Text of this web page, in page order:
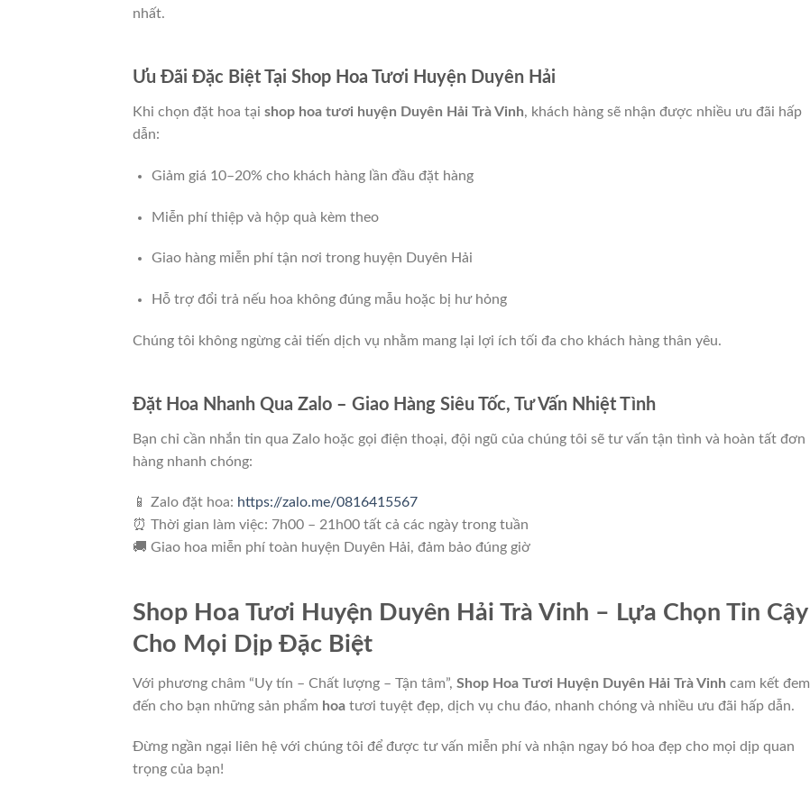
nhất.
Ưu Đãi Đặc Biệt Tại Shop Hoa Tươi Huyện Duyên Hải
Khi chọn đặt hoa tại shop hoa tươi huyện Duyên Hải Trà Vinh, khách hàng sẽ nhận được nhiều ưu đãi hấp
dẫn:
Giảm giá 10–20% cho khách hàng lần đầu đặt hàng
Miễn phí thiệp và hộp quà kèm theo
Giao hàng miễn phí tận nơi trong huyện Duyên Hải
Hỗ trợ đổi trả nếu hoa không đúng mẫu hoặc bị hư hỏng
Chúng tôi không ngừng cải tiến dịch vụ nhằm mang lại lợi ích tối đa cho khách hàng thân yêu.
Đặt Hoa Nhanh Qua Zalo – Giao Hàng Siêu Tốc, Tư Vấn Nhiệt Tình
Bạn chỉ cần nhắn tin qua Zalo hoặc gọi điện thoại, đội ngũ của chúng tôi sẽ tư vấn tận tình và hoàn tất đơn
hàng nhanh chóng:
📱 Zalo đặt hoa: https://zalo.me/0816415567
⏰ Thời gian làm việc: 7h00 – 21h00 tất cả các ngày trong tuần
🚚 Giao hoa miễn phí toàn huyện Duyên Hải, đảm bảo đúng giờ
Shop Hoa Tươi Huyện Duyên Hải Trà Vinh – Lựa Chọn Tin Cậy
Cho Mọi Dịp Đặc Biệt
Với phương châm “Uy tín – Chất lượng – Tận tâm”, Shop Hoa Tươi Huyện Duyên Hải Trà Vinh cam kết đem
đến cho bạn những sản phẩm hoa tươi tuyệt đẹp, dịch vụ chu đáo, nhanh chóng và nhiều ưu đãi hấp dẫn.
Đừng ngần ngại liên hệ với chúng tôi để được tư vấn miễn phí và nhận ngay bó hoa đẹp cho mọi dịp quan
trọng của bạn!